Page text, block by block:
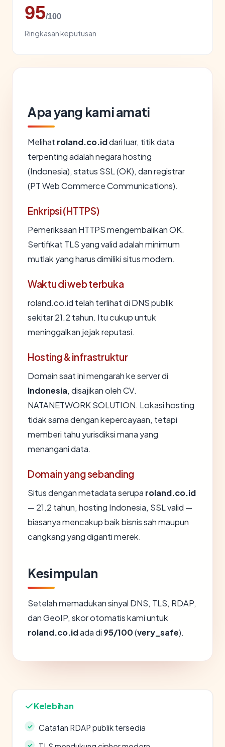
95/100
Ringkasan keputusan
Apa yang kami amati
Melihat roland.co.iddari luar, titik data
terpenting adalah negara hosting
(Indonesia), status SSL (OK), dan registrar
(PT Web Commerce Communications).
Enkripsi (HTTPS)
Pemeriksaan HTTPS mengembalikan OK.
Sertifikat TLS yang valid adalah minimum
mutlak yang harus dimiliki situs modern.
Waktu di web terbuka
roland.co.id telah terlihat di DNS publik
sekitar 21.2 tahun. Itu cukup untuk
meninggalkan jejak reputasi.
Hosting & infrastruktur
Domain saat ini mengarah ke server di
Indonesia, disajikan oleh CV.
NATANETWORK SOLUTION. Lokasi hosting
tidak sama dengan kepercayaan, tetapi
memberi tahu yurisdiksi mana yang
menangani data.
Domain yang sebanding
Situs dengan metadata serupa roland.co.id
— 21.2 tahun, hosting Indonesia, SSL valid —
biasanya mencakup baik bisnis sah maupun
cangkang yang diganti merek.
Kesimpulan
Setelah memadukan sinyal DNS, TLS, RDAP,
dan GeoIP, skor otomatis kami untuk
roland.co.idada di 95/100(very_safe).
Kelebihan
Catatan RDAP publik tersedia